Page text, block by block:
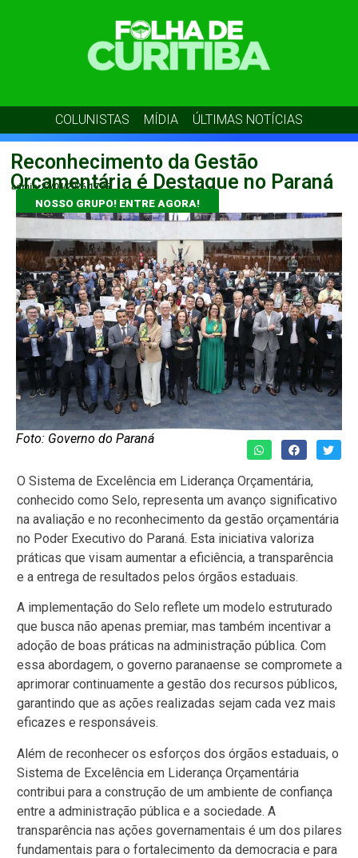
COLUNISTAS MÍDIA ÚLTIMAS NOTÍCIAS
Reconhecimento da Gestão
Orçamentária é Destaque no Paraná
admin 22/04/2026 17:35
NOSSO GRUPO! ENTRE AGORA!
Foto: Governo do Paraná
O Sistema de Excelência em Liderança Orçamentária,
conhecido como Selo, representa um avanço significativo
na avaliação e no reconhecimento da gestão orçamentária
no Poder Executivo do Paraná. Esta iniciativa valoriza
práticas que visam aumentar a eficiência, a transparência
e a entrega de resultados pelos órgãos estaduais.
A implementação do Selo reflete um modelo estruturado
que busca não apenas premiar, mas também incentivar a
adoção de boas práticas na administração pública. Com
essa abordagem, o governo paranaense se compromete a
aprimorar continuamente a gestão dos recursos públicos,
garantindo que as ações realizadas sejam cada vez mais
eficazes e responsáveis.
Além de reconhecer os esforços dos órgãos estaduais, o
Sistema de Excelência em Liderança Orçamentária
contribui para a construção de um ambiente de confiança
entre a administração pública e a sociedade. A
transparência nas ações governamentais é um dos pilares
fundamentais para o fortalecimento da democracia e para